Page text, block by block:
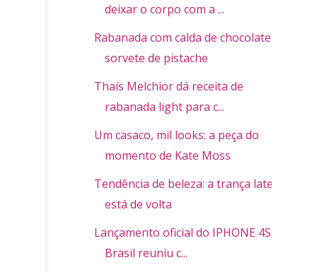
deixar o corpo com a ...
Rabanada com calda de chocolate e
sorvete de pistache
Thaís Melchior dá receita de
rabanada light para c...
Um casaco, mil looks: a peça do
momento de Kate Moss
Tendência de beleza: a trança lateral
está de volta
Lançamento oficial do IPHONE 4S no
Brasil reuniu c...